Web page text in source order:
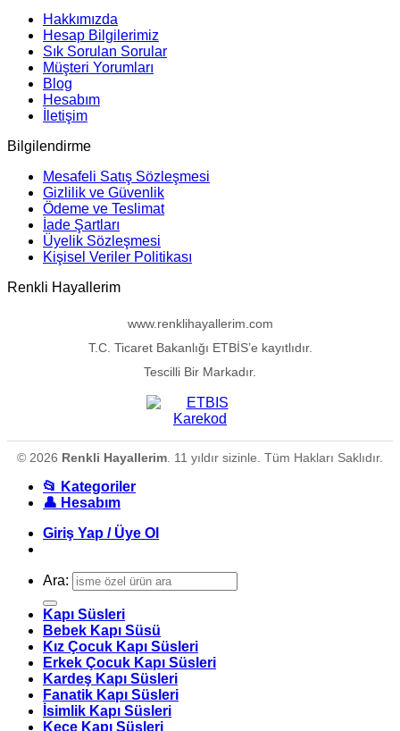
Hakkımızda
Hesap Bilgilerimiz
Sık Sorulan Sorular
Müşteri Yorumları
Blog
Hesabım
İletişim
Bilgilendirme
Mesafeli Satış Sözleşmesi
Gizlilik ve Güvenlik
Ödeme ve Teslimat
İade Şartları
Üyelik Sözleşmesi
Kişisel Veriler Politikası
Renkli Hayallerim
www.renklihayallerim.com
T.C. Ticaret Bakanlığı ETBİS’e kayıtlıdır.
Tescilli Bir Markadır.
© 2026 Renkli Hayallerim . 11 yıldır sizinle. Tüm Hakları Saklıdır.
📂 Kategoriler
👤 Hesabım
Giriş Yap / Üye Ol
Ara:
Kapı Süsleri
Bebek Kapı Süsü
Kız Çocuk Kapı Süsleri
Erkek Çocuk Kapı Süsleri
Kardeş Kapı Süsleri
Fanatik Kapı Süsleri
İsimlik Kapı Süsleri
Keçe Kapı Süsleri